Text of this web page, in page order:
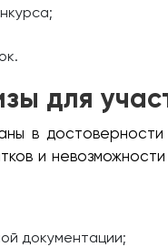
для
в
и
документации;